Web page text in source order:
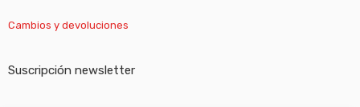
Cambios y devoluciones
Suscripción newsletter